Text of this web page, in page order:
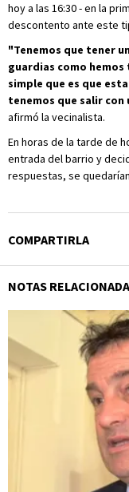
hoy a las 16:30 - en la
descontento ante este
"Tenemos que tener
guardias como
simple que es que
tenemos que salir con
afirmó la vecinalista.
En horas de la tarde de
entrada del barrio y
respuestas, se
COMPARTIRLA
NOTAS